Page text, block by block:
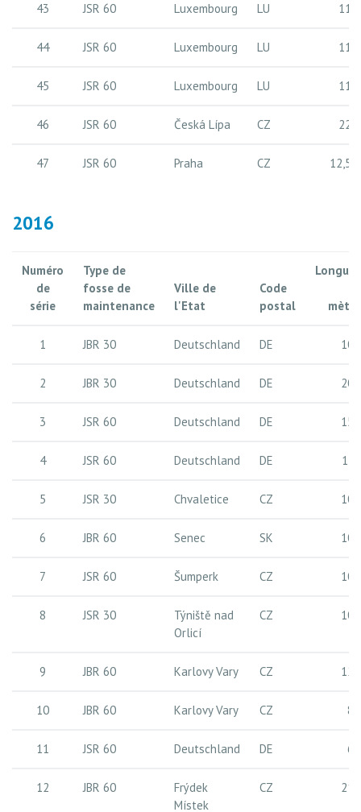
43 JSR 60 Luxembourg LU 11
44 JSR 60 Luxembourg LU 11
45 JSR 60 Luxembourg LU 11
46 JSR 60 Česká Lípa CZ 22
47 JSR 60 Praha CZ 12,5
2016
Numéro
de
série
Type de
fosse de
maintenance
Ville de
l'Etat
Code
postal
1 JBR 30 Deutschland DE 10
2 JBR 30 Deutschland DE 20
3 JSR 60 Deutschland DE 15
4 JSR 60 Deutschland DE 17
5 JSR 30 Chvaletice CZ 10
6 JBR 60 Senec SK 10
7 JSR 60 Šumperk CZ 10
8 JSR 30
Týniště nad
Orlicí
CZ 10
9 JBR 60 Karlovy Vary CZ 12
10 JBR 60 Karlovy Vary CZ 8
11 JSR 60 Deutschland DE 6
12 JBR 60
Frýdek
Místek
CZ 21